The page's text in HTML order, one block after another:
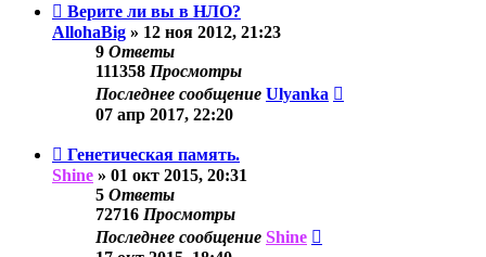
Верите ли вы в НЛО?
AllohaBig » 12 ноя 2012, 21:23
9 Ответы
111358 Просмотры
Последнее сообщение Ulyanka
07 апр 2017, 22:20
Генетическая память.
Shine » 01 окт 2015, 20:31
5 Ответы
72716 Просмотры
Последнее сообщение Shine